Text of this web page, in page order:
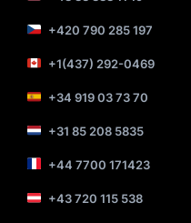
+420 790 285 197
+1(437) 292-0469
+34 919 03 73 70
+31 85 208 5835
+44 7700 171423
+43 720 115 538